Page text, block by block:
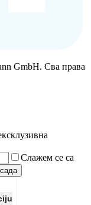
GmbH. Сва права
Слажем се са